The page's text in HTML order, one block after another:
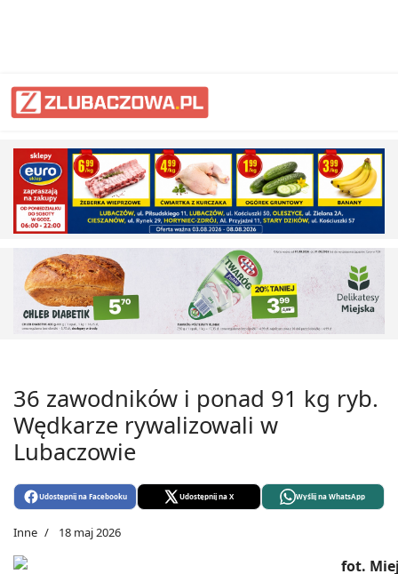
36 zawodników i ponad 91 kg ryb.
Wędkarze rywalizowali w
Lubaczowie
Udostępnij na Facebooku Udostępnij na X Wyślij na WhatsApp
Inne 18 maj 2026